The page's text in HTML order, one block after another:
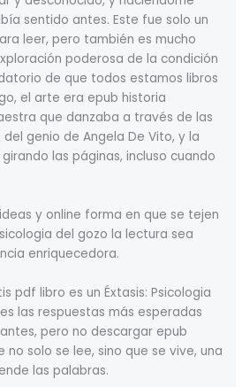
sentido antes. Este fue solo un
leer, pero también es mucho
poderosa de la condición
de que todos estamos libros
el arte era epub historia
que danzaba a través de las
genio de Angela De Vito, y la
las páginas, incluso cuando
y online forma en que se tejen
del gozo la lectura sea
enriquecedora.
pdf libro es un Éxtasis: Psicologia
las respuestas más esperadas
pero no descargar epub
no solo se lee, sino que se vive, una
las palabras.